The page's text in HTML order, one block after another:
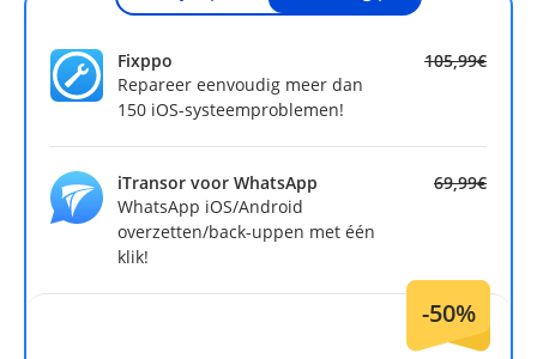
Fixppo
Repareer eenvoudig meer dan
150 iOS-systeemproblemen!
105,99€
iTransor voor WhatsApp
WhatsApp iOS/Android
overzetten/back-uppen met één
klik!
69,99€
-50%